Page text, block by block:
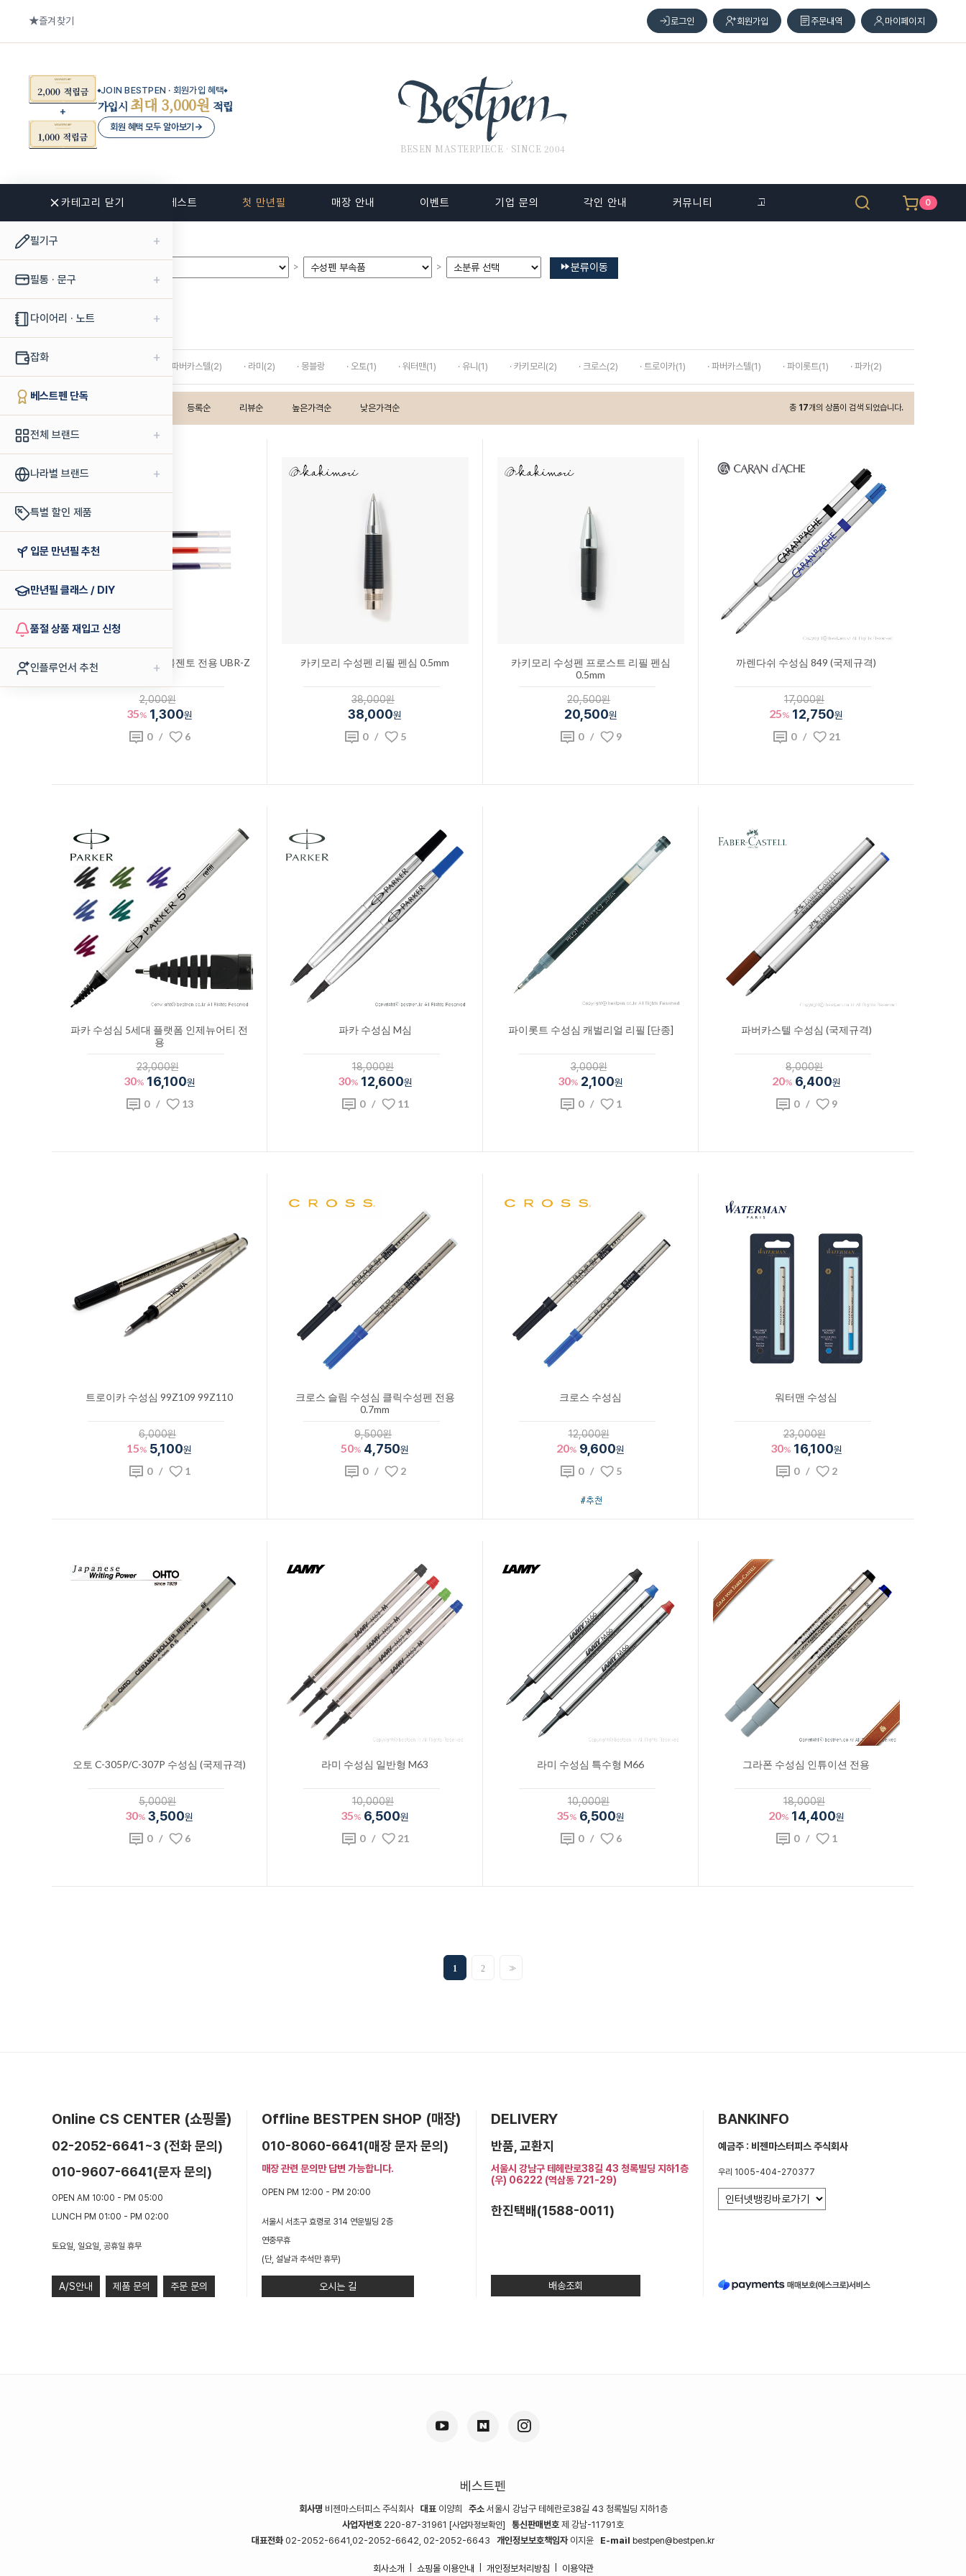
즐겨찾기
JOIN BESTPEN · 회원가입 혜택
가입시 최대 3,000원 적립
회원 혜택 모두 알아보기 →
로그인 회원가입 주문내역 마이페이지
BESEN MASTERPIECE · SINCE 2004
카테고리 닫기
필기구 +
필통 · 문구 +
다이어리 · 노트 +
잡화 +
베스트펜 단독
전체 브랜드 +
나라별 브랜드 +
특별 할인 제품
입문 만년필 추천
만년필 클래스 / DIY
품절 상품 재입고 신청
인플루언서 추천 +
신상품 베스트 첫 만년필 매장 안내 이벤트 기업 문의 각인 안내 커뮤니티 고객 센터 0
> > 분류이동
수성펜 부속품
· 그라폰 파버카스텔(2) · 라미(2) · 몽블랑 · 오토(1) · 워터맨(1) · 유니(1) · 카키모리(2) · 크로스(2) · 트로이카(1) · 파버카스텔(1) · 파이롯트(1) · 파카(2)
총 17개의 상품이 검색 되었습니다.
등록순 리뷰순 높은가격순 낮은가격순
유니 볼펜심 수성 유니볼젠토 전용 UBR-Z
2,000원
35% 1,300원
0/ 6
카키모리 수성펜 리필 펜심 0.5mm
38,000원
38,000원
0/ 5
카키모리 수성펜 프로스트 리필 펜심
0.5mm
20,500원
20,500원
0/ 9
까렌다쉬 수성심 849 (국제규격)
17,000원
25% 12,750원
0/ 21
파카 수성심 5세대 플랫폼 인제뉴어티 전
용
23,000원
30% 16,100원
0/ 13
파카 수성심 M심
18,000원
30% 12,600원
0/ 11
파이롯트 수성심 캐벌리얼 리필 [단종]
3,000원
30% 2,100원
0/ 1
파버카스텔 수성심 (국제규격)
8,000원
20% 6,400원
0/ 9
트로이카 수성심 99Z109 99Z110
6,000원
15% 5,100원
0/ 1
크로스 슬림 수성심 클릭수성펜 전용
0.7mm
9,500원
50% 4,750원
0/ 2
크로스 수성심
12,000원
20% 9,600원
0/ 5
워터맨 수성심
23,000원
30% 16,100원
0/ 2
오토 C-305P/C-307P 수성심 (국제규격)
5,000원
30% 3,500원
0/ 6
라미 수성심 일반형 M63
10,000원
35% 6,500원
0/ 21
라미 수성심 특수형 M66
10,000원
35% 6,500원
0/ 6
그라폰 수성심 인튜이션 전용
18,000원
20% 14,400원
0/ 1
1 2 >>
Online CS CENTER (쇼핑몰)
02-2052-6641~3 (전화 문의)
010-9607-6641(문자 문의)
OPEN AM 10:00 - PM 05:00
LUNCH PM 01:00 - PM 02:00
토요일, 일요일, 공휴일 휴무
A/S안내 제품 문의 주문 문의
Offline BESTPEN SHOP (매장)
010-8060-6641(매장 문자 문의)
매장 관련 문의만 답변 가능합니다.
OPEN PM 12:00 - PM 20:00
서울시 서초구 효령로 314 연운빌딩 2층
연중무휴
(단, 설날과 추석만 휴무)
오시는 길
DELIVERY
반품, 교환지
서울시 강남구 테헤란로38길 43 청록빌딩 지하1층
(우) 06222 (역삼동 721-29)
한진택배(1588-0011)
배송조회
BANKINFO
예금주 : 비젠마스터피스 주식회사
우리 1005-404-270377
베스트펜
회사명 비젠마스터피스 주식회사 대표이양희 주소서울시 강남구 테헤란로38길 43 청록빌딩 지하1층
사업자번호 220-87-31961 [사업자정보확인] 통신판매번호 제 강남-11791호
대표전화 02-2052-6641,02-2052-6642, 02-2052-6643 개인정보보호책임자이지윤 E-mail bestpen@bestpen.kr
회사소개 쇼핑몰 이용안내 개인정보처리방침 이용약관